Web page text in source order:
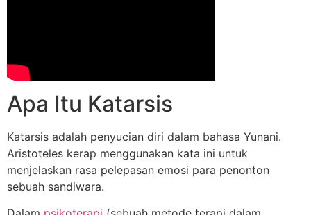
Apa Itu Katarsis
Katarsis adalah penyucian diri dalam bahasa Yunani.
Aristoteles kerap menggunakan kata ini untuk
menjelaskan rasa pelepasan emosi para penonton
sebuah sandiwara.